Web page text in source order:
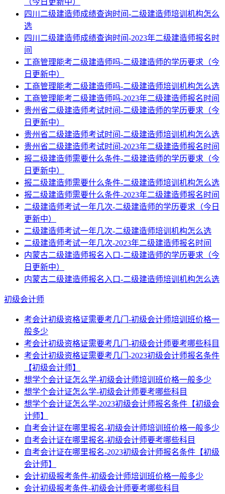
四川二级建造师成绩查询时间-二级建造师培训机构怎么
选
四川二级建造师成绩查询时间-2023年二级建造师报名时
间
工商管理能考二级建造师吗-二级建造师的学历要求（今
日更新中）
工商管理能考二级建造师吗-二级建造师培训机构怎么选
工商管理能考二级建造师吗-2023年二级建造师报名时间
贵州省二级建造师考试时间-二级建造师的学历要求（今
日更新中）
贵州省二级建造师考试时间-二级建造师培训机构怎么选
贵州省二级建造师考试时间-2023年二级建造师报名时间
报二级建造师需要什么条件-二级建造师的学历要求（今
日更新中）
报二级建造师需要什么条件-二级建造师培训机构怎么选
报二级建造师需要什么条件-2023年二级建造师报名时间
二级建造师考试一年几次-二级建造师的学历要求（今日
更新中）
二级建造师考试一年几次-二级建造师培训机构怎么选
二级建造师考试一年几次-2023年二级建造师报名时间
内蒙古二级建造师报名入口-二级建造师的学历要求（今
日更新中）
内蒙古二级建造师报名入口-二级建造师培训机构怎么选
初级会计师
考会计初级资格证需要考几门-初级会计师培训班价格一
般多少
考会计初级资格证需要考几门-初级会计师要考哪些科目
考会计初级资格证需要考几门-2023初级会计师报名条件
【初级会计师】
想学个会计证怎么学-初级会计师培训班价格一般多少
想学个会计证怎么学-初级会计师要考哪些科目
想学个会计证怎么学-2023初级会计师报名条件【初级会
计师】
自考会计证在哪里报名-初级会计师培训班价格一般多少
自考会计证在哪里报名-初级会计师要考哪些科目
自考会计证在哪里报名-2023初级会计师报名条件【初级
会计师】
会计初级报考条件-初级会计师培训班价格一般多少
会计初级报考条件-初级会计师要考哪些科目